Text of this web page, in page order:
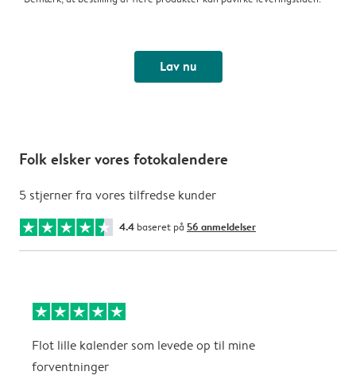
Lav nu
Folk elsker vores fotokalendere
5 stjerner fra vores tilfredse kunder
4.4 baseret på 56 anmeldelser
Flot lille kalender som levede op til mine
forventninger